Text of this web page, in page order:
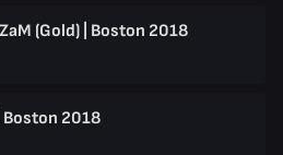
(Gold) | Boston 2018
Boston 2018